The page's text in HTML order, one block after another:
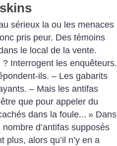
sérieux la ou les menaces
pris peur. Des témoins
le local de la vente.
? Interrogent les enquêteurs.
ils. – Les gabarits
– Mais les antifas
que pour appeler du
dans la foule... » Dans
d’antifas supposés
plus, alors qu’il n’y en a